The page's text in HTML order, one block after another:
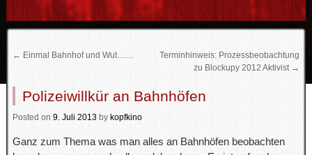
← Einmal Bahnhof und Wut……
Terminhinweis: Prozessbeobachtung
zu Blockupy 2012 Aktivist →
Polizeiwillkür an Bahnhöfen
Posted on 9. Juli 2013 by kopfkino
Ganz zum Thema was man alles an Bahnhöfen beobachten